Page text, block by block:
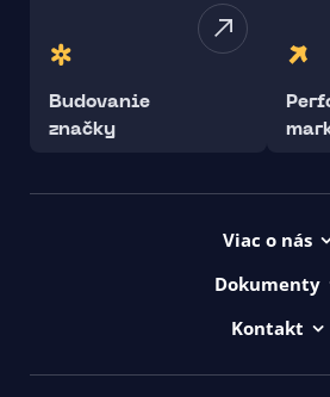
Budovanie
značky
Viac o nás
uičkovská abeceda
Dokumenty
GDPR
Kontakt